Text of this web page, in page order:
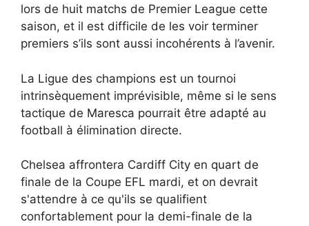
lors de huit matchs de Premier League cette
saison, et il est difficile de les voir terminer
premiers s’ils sont aussi incohérents à l’avenir.
La Ligue des champions est un tournoi
intrinsèquement imprévisible, même si le sens
tactique de Maresca pourrait être adapté au
football à élimination directe.
Chelsea affrontera Cardiff City en quart de
finale de la Coupe EFL mardi, et on devrait
s'attendre à ce qu'ils se qualifient
confortablement pour la demi-finale de la